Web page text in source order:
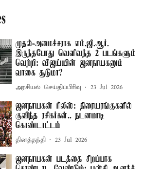
முதல்-அமைச்சராக எம்.ஜி.ஆர்.
இருந்தபோது வெளிவந்த 2 படங்களும்
வெற்றி: விஜய்யின் ஜனநாயகனும்
வாகை சூடுமா?
அரசியல் செய்திப்பிரிவு 23 Jul 2026
ஜனநாயகன் ரிலீஸ்: திரையரங்குகளில்
குவிந்த ரசிகர்கள்.. நடனமாடி
கொண்டாட்டம்
தினத்தந்தி 23 Jul 2026
ஜனநாயகன் படத்தை சிறப்பாக